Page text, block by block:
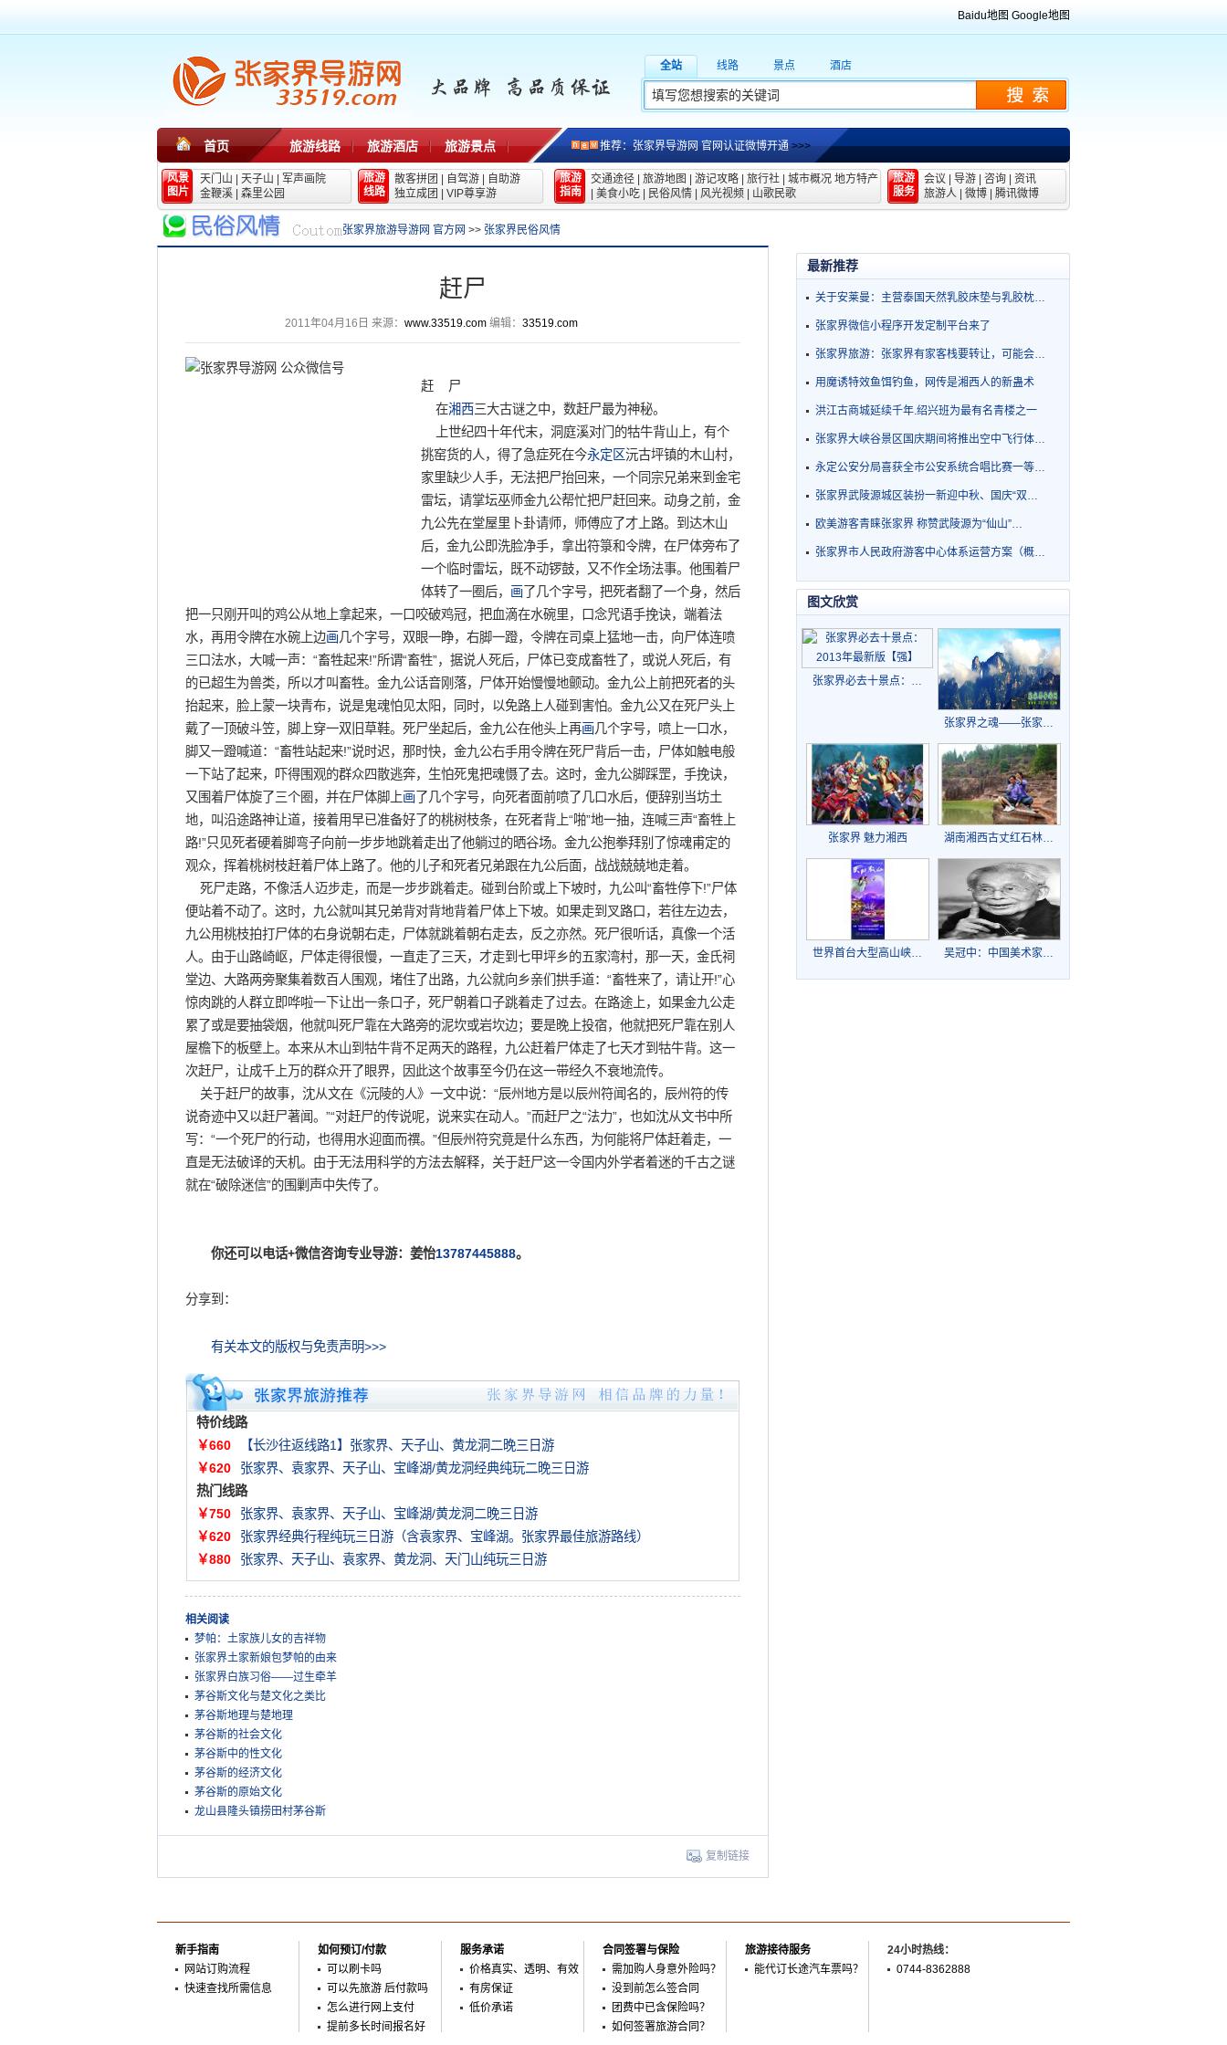
Baidu地图 Google地图
全站 线路 景点 酒店
首页 旅游线路 旅游酒店 旅游景点 推荐：张家界导游网 官网认证微博开通>>>
风景
图片
天门山 天子山
军声画院
金鞭溪
森里公园
旅游
线路
散客拼团 自驾游
自助游
独立成团
VIP尊享游
旅游
指南
交通途径 旅游地图 游记攻略 旅行社 城市概况 地方特产
美食小吃 民俗风情 风光视频 山歌民歌
旅游
服务
会议 导游 咨询
资讯
旅游人
微博 腾讯微博
张家界旅游导游网 官方网 >> 张家界民俗风情
赶尸
2011年04月16日 来源： www.33519.com编辑： 33519.com
赶 尸
在湘西三大古谜之中，数赶尸最为神秘。
上世纪四十年代末，洞庭溪对门的牯牛背山上，有个
挑窑货的人，得了急症死在今永定区沅古坪镇的木山村，
家里缺少人手，无法把尸抬回来，一个同宗兄弟来到金宅
雷坛，请掌坛巫师金九公帮忙把尸赶回来。动身之前，金
九公先在堂屋里卜卦请师，师傅应了才上路。到达木山
后，金九公即洗脸净手，拿出符箓和令牌，在尸体旁布了
一个临时雷坛，既不动锣鼓，又不作全场法事。他围着尸
体转了一圈后， 画 了几个字号，把死者翻了一个身，然后
把一只刚开叫的鸡公从地上拿起来，一口咬破鸡冠，把血滴在水碗里，口念咒语手挽诀，端着法
水，再用令牌在水碗上边画几个字号，双眼一睁，右脚一蹬，令牌在司桌上猛地一击，向尸体连喷
三口法水，大喊一声：“畜牲起来!”所谓“畜牲”，据说人死后，尸体已变成畜牲了，或说人死后，有
的已超生为兽类，所以才叫畜牲。金九公话音刚落，尸体开始慢慢地颤动。金九公上前把死者的头
抬起来，脸上蒙一块青布，说是鬼魂怕见太阳，同时，以免路上人碰到害怕。金九公又在死尸头上
戴了一顶破斗笠，脚上穿一双旧草鞋。死尸坐起后，金九公在他头上再画几个字号，喷上一口水，
脚又一蹬喊道：“畜牲站起来!”说时迟，那时快，金九公右手用令牌在死尸背后一击，尸体如触电般
一下站了起来，吓得围观的群众四散逃奔，生怕死鬼把魂慑了去。这时，金九公脚踩罡，手挽诀，
又围着尸体旋了三个圈，并在尸体脚上画 了几个字号，向死者面前喷了几口水后，便辞别当坊土
地，叫沿途路神让道，接着用早已准备好了的桃树枝条，在死者背上“啪”地一抽，连喊三声“畜牲上
路!”只见死者硬着脚弯子向前一步步地跳着走出了他躺过的晒谷场。金九公抱拳拜别了惊魂甫定的
观众，挥着桃树枝赶着尸体上路了。他的儿子和死者兄弟跟在九公后面，战战兢兢地走着。
死尸走路，不像活人迈步走，而是一步步跳着走。碰到台阶或上下坡时，九公叫“畜牲停下!”尸体
便站着不动了。这时，九公就叫其兄弟背对背地背着尸体上下坡。如果走到叉路口，若往左边去，
九公用桃枝拍打尸体的右身说朝右走，尸体就跳着朝右走去，反之亦然。死尸很听话，真像一个活
人。由于山路崎岖，尸体走得很慢，一直走了三天，才走到七甲坪乡的五家湾村，那一天，金氏祠
堂边、大路两旁聚集着数百人围观，堵住了出路，九公就向乡亲们拱手道：“畜牲来了，请让开!”心
惊肉跳的人群立即哗啦一下让出一条口子，死尸朝着口子跳着走了过去。在路途上，如果金九公走
累了或是要抽袋烟，他就叫死尸靠在大路旁的泥坎或岩坎边；要是晚上投宿，他就把死尸靠在别人
屋檐下的板壁上。本来从木山到牯牛背不足两天的路程，九公赶着尸体走了七天才到牯牛背。这一
次赶尸，让成千上万的群众开了眼界，因此这个故事至今仍在这一带经久不衰地流传。
关于赶尸的故事，沈从文在《沅陵的人》一文中说：“辰州地方是以辰州符闻名的，辰州符的传
说奇迹中又以赶尸著闻。”“对赶尸的传说呢，说来实在动人。”而赶尸之“法力”，也如沈从文书中所
写：“一个死尸的行动，也得用水迎面而禩。”但辰州符究竟是什么东西，为何能将尸体赶着走，一
直是无法破译的天机。由于无法用科学的方法去解释，关于赶尸这一令国内外学者着迷的千古之谜
就在“破除迷信”的围剿声中失传了。
你还可以电话+微信咨询专业导游：姜怡13787445888。
分享到：
有关本文的版权与免责声明>>>
特价线路
￥660
【长沙往返线路1】张家界、天子山、黄龙洞二晚三日游
￥620
张家界、袁家界、天子山、宝峰湖/黄龙洞经典纯玩二晚三日游
热门线路
￥750
张家界、袁家界、天子山、宝峰湖/黄龙洞二晚三日游
￥620
张家界经典行程纯玩三日游（含袁家界、宝峰湖。张家界最佳旅游路线）
￥880
张家界、天子山、袁家界、黄龙洞、天门山纯玩三日游
相关阅读
梦帕：土家族儿女的吉祥物
张家界土家新娘包梦帕的由来
张家界白族习俗——过生牵羊
茅谷斯文化与楚文化之类比
茅谷斯地理与楚地理
茅谷斯的社会文化
茅谷斯中的性文化
茅谷斯的经济文化
茅谷斯的原始文化
龙山县隆头镇捞田村茅谷斯
复制链接
最新推荐
关于安莱曼：主营泰国天然乳胶床垫与乳胶枕…
张家界微信小程序开发定制平台来了
张家界旅游：张家界有家客栈要转让，可能会…
用魔诱特效鱼饵钓鱼，网传是湘西人的新蛊术
洪江古商城延续千年.绍兴班为最有名青楼之一
张家界大峡谷景区国庆期间将推出空中飞行体…
永定公安分局喜获全市公安系统合唱比赛一等…
张家界武陵源城区装扮一新迎中秋、国庆“双…
欧美游客青睐张家界 称赞武陵源为“仙山”…
张家界市人民政府游客中心体系运营方案（概…
图文欣赏
张家界必去十景点：…
张家界之魂——张家…
张家界 魅力湘西 湖南湘西古丈红石林…
世界首台大型高山峡… 吴冠中：中国美术家…
新手指南
网站订购流程
快速查找所需信息
如何预订/付款
可以刷卡吗
可以先旅游 后付款吗
怎么进行网上支付
提前多长时间报名好
服务承诺
价格真实、透明、有效
有房保证
低价承诺
合同签署与保险
需加购人身意外险吗？
没到前怎么签合同
团费中已含保险吗？
如何签署旅游合同？
旅游接待服务
能代订长途汽车票吗？
24小时热线：
0744-8362888